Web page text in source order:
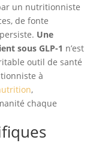
un nutritionniste
de fonte
Une
sous GLP-1 n’est
outil de santé
à
,
chaque